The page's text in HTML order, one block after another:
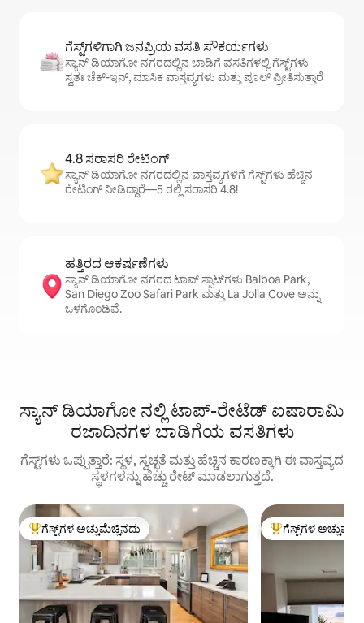
ಗೆಸ್ಟ್‌ಗಳಿಗಾಗಿ ಜನಪ್ರಿಯ ವಸತಿ ಸೌಕರ್ಯಗಳು
ಸ್ಯಾನ್ ಡಿಯಾಗೋ ನಗರದಲ್ಲಿನ ಬಾಡಿಗೆ ವಸತಿಗಳಲ್ಲಿ ಗೆಸ್ಟ್‌ಗಳು
ಸ್ವತಃ ಚೆಕ್-ಇನ್, ಮಾಸಿಕ ವಾಸ್ತವ್ಯಗಳು ಮತ್ತು ಪೂಲ್ ಪ್ರೀತಿಸುತ್ತಾರೆ
4.8 ಸರಾಸರಿ ರೇಟಿಂಗ್
ಸ್ಯಾನ್ ಡಿಯಾಗೋ ನಗರದಲ್ಲಿನ ವಾಸ್ತವ್ಯಗಳಿಗೆ ಗೆಸ್ಟ್‌ಗಳು ಹೆಚ್ಚಿನ
ರೇಟಿಂಗ್ ನೀಡಿದ್ದಾರೆ—5 ರಲ್ಲಿ ಸರಾಸರಿ 4.8!
ಹತ್ತಿರದ ಆಕರ್ಷಣೆಗಳು
ಸ್ಯಾನ್ ಡಿಯಾಗೋ ನಗರದ ಟಾಪ್ ಸ್ಪಾಟ್‌ಗಳು Balboa Park,
San Diego Zoo Safari Park ಮತ್ತು La Jolla Cove ಅನ್ನು
ಒಳಗೊಂಡಿವೆ.
ಸ್ಯಾನ್ ಡಿಯಾಗೋ ನಲ್ಲಿ ಟಾಪ್-ರೇಟೆಡ್ ಐಷಾರಾಮಿ
ರಜಾದಿನಗಳ ಬಾಡಿಗೆಯ ವಸತಿಗಳು
ಗೆಸ್ಟ್‌ಗಳು ಒಪ್ಪುತ್ತಾರೆ: ಸ್ಥಳ, ಸ್ವಚ್ಛತೆ ಮತ್ತು ಹೆಚ್ಚಿನ ಕಾರಣಕ್ಕಾಗಿ ಈ ವಾಸ್ತವ್ಯದ
ಸ್ಥಳಗಳನ್ನು ಹೆಚ್ಚು ರೇಟ್ ಮಾಡಲಾಗುತ್ತದೆ.
ಗೆಸ್ಟ್‌ಗಳಿಗೆ ಅತಿ ಹೆಚ್ಚು ಅಚ್ಚುಮೆಚ್ಚಿನದು
ಗೆಸ್ಟ್‌ಗಳ ಅಚ್ಚುಮೆಚ್ಚಿನದು ಗೆಸ್ಟ್‌ಗಳಿಗೆ ಅತಿ ಹೆಚ್ಚು
ಗೆಸ್ಟ್‌ಗಳ